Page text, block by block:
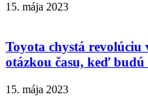
15. mája 2023
Toyota chystá revolúciu
otázkou času, keď
15. mája 2023